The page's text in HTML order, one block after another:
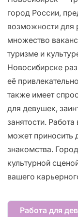
город России,
возможности для
множество
туризме и
Новосибирске
её
также имеет
для девушек,
занятости.
может приносить
знакомства.
культурной
вашего
Работа для